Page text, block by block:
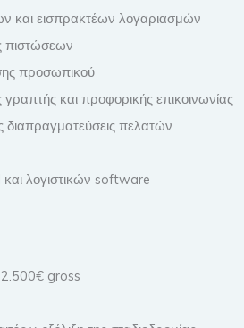
και εισπρακτέων λογαριασμών
πιστώσεων
προσωπικού
γραπτής και προφορικής επικοινωνίας
διαπραγματεύσεις πελατών
λογιστικών software
2.500€ gross